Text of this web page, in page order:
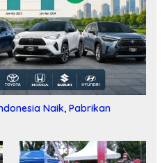
Naik, Pabrikan